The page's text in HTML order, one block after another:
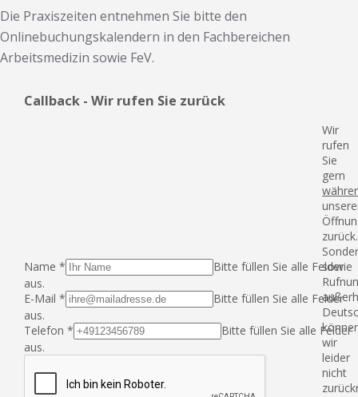
Die Praxiszeiten entnehmen Sie bitte den
Onlinebuchungskalendern in den Fachbereichen
Arbeitsmedizin sowie FeV.
Callback - Wir rufen Sie zurück
Wir
rufen
Sie
gern
zurück.
sowie
wir
leider
nicht
Name *
Bitte füllen Sie alle Felder
aus.
E-Mail *
Bitte füllen Sie alle Felder
aus.
Telefon *
Bitte füllen Sie alle Felder
aus.